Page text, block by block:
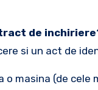
de
si un act de
o masina (de